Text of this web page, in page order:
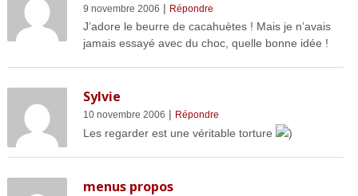
9 novembre 2006 | Répondre
J’adore le beurre de cacahuètes ! Mais je n’avais
jamais essayé avec du choc, quelle bonne idée !
Sylvie
10 novembre 2006 | Répondre
Les regarder est une véritable torture )
menus propos